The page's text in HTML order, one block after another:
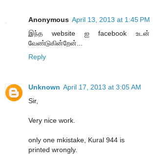
Anonymous April 13, 2013 at 1:45 PM
இந்த website ஐ facebook உடன்
வேண்டுகின்றேன்...
Reply
Unknown April 17, 2013 at 3:05 AM
Sir,
Very nice work.
only one mkistake, Kural 944 is
printed wrongly.